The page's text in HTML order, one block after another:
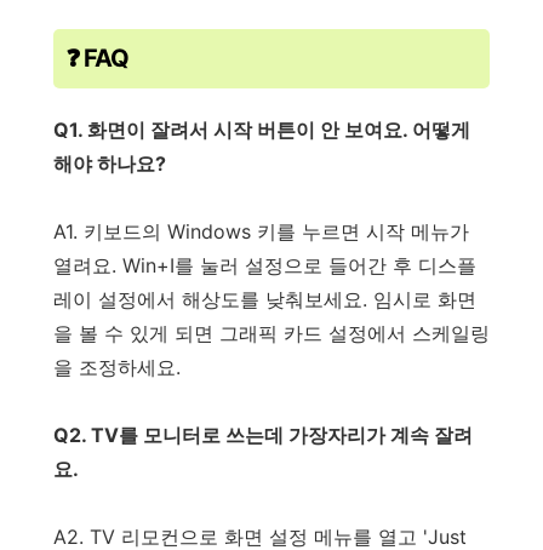
❓ FAQ
Q1. 화면이 잘려서 시작 버튼이 안 보여요. 어떻게
해야 하나요?
A1. 키보드의 Windows 키를 누르면 시작 메뉴가
열려요. Win+I를 눌러 설정으로 들어간 후 디스플
레이 설정에서 해상도를 낮춰보세요. 임시로 화면
을 볼 수 있게 되면 그래픽 카드 설정에서 스케일링
을 조정하세요.
Q2. TV를 모니터로 쓰는데 가장자리가 계속 잘려
요.
A2. TV 리모컨으로 화면 설정 메뉴를 열고 'Just